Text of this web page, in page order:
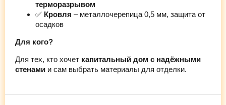
терморазрывом
✅ Кровля – металлочерепица 0,5 мм, защита от
осадков
Для кого?
Для тех, кто хочет капитальный дом с надёжными
стенами и сам выбрать материалы для отделки.